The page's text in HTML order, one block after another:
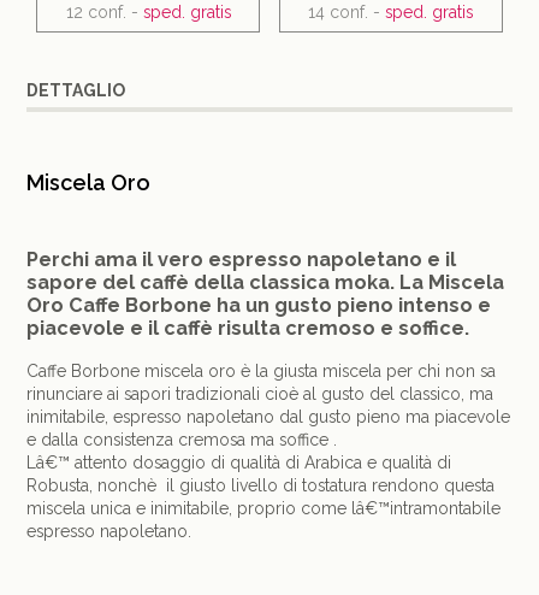
12 conf. - sped. gratis 14 conf. -sped. gratis
DETTAGLIO
Miscela Oro
Perchi ama il vero espresso napoletano e il
sapore del caffè della classica moka. La Miscela
Oro Caffe Borbone ha un gusto pieno intenso e
piacevole e il caffè risulta cremoso e soffice.
Caffe Borbone miscela oro è la giusta miscela per chi non sa
rinunciare ai sapori tradizionali cioè al gusto del classico, ma
inimitabile, espresso napoletano dal gusto pieno ma piacevole
e dalla consistenza cremosa ma soffice .
Lâ€™ attento dosaggio di qualità di Arabica e qualità di
Robusta, nonchè il giusto livello di tostatura rendono questa
miscela unica e inimitabile, proprio come lâ€™intramontabile
espresso napoletano.